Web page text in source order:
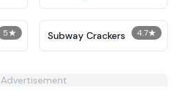
5★ 4.7★
Subway Crackers
Advertisement